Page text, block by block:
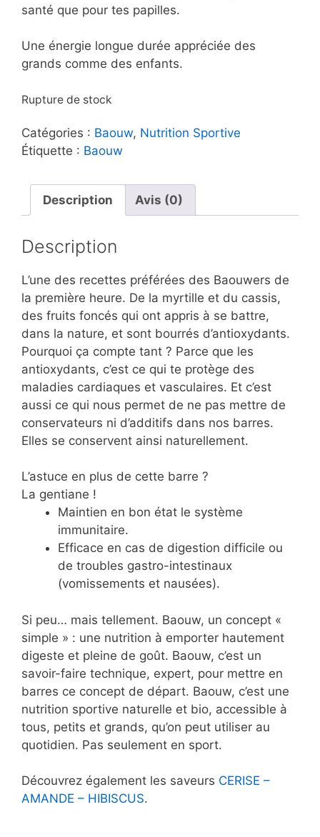
santé que pour tes papilles.
Une énergie longue durée appréciée des
grands comme des enfants.
Rupture de stock
Catégories : Baouw, Nutrition Sportive
Étiquette : Baouw
Description Avis (0)
Description
L’une des recettes préférées des Baouwers de
la première heure. De la myrtille et du cassis,
des fruits foncés qui ont appris à se battre,
dans la nature, et sont bourrés d’antioxydants.
Pourquoi ça compte tant ? Parce que les
antioxydants, c’est ce qui te protège des
maladies cardiaques et vasculaires. Et c’est
aussi ce qui nous permet de ne pas mettre de
conservateurs ni d’additifs dans nos barres.
Elles se conservent ainsi naturellement.
L’astuce en plus de cette barre ?
La gentiane !
Maintien en bon état le système
immunitaire.
Efficace en cas de digestion difficile ou
de troubles gastro-intestinaux
(vomissements et nausées).
Si peu… mais tellement. Baouw, un concept «
simple » : une nutrition à emporter hautement
digeste et pleine de goût. Baouw, c’est un
savoir-faire technique, expert, pour mettre en
barres ce concept de départ. Baouw, c’est une
nutrition sportive naturelle et bio, accessible à
tous, petits et grands, qu’on peut utiliser au
quotidien. Pas seulement en sport.
Découvrez également les saveurs CERISE –
AMANDE – HIBISCUS.